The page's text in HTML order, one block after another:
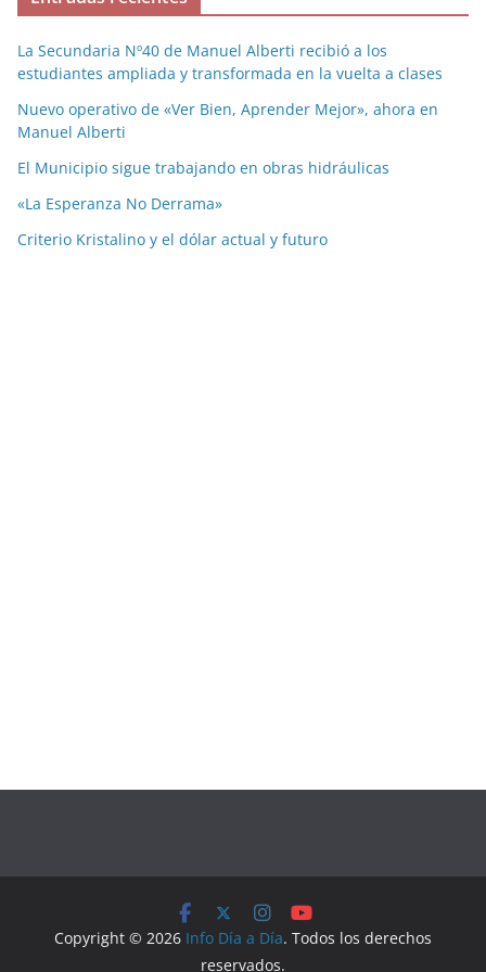
La Secundaria Nº40 de Manuel Alberti recibió a los
estudiantes ampliada y transformada en la vuelta a clases
Nuevo operativo de «Ver Bien, Aprender Mejor», ahora en
Manuel Alberti
El Municipio sigue trabajando en obras hidráulicas
«La Esperanza No Derrama»
Criterio Kristalino y el dólar actual y futuro
Copyright © 2026 Info Día a Día. Todos los derechos
reservados.